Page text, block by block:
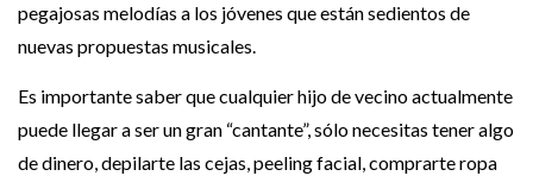
pegajosas melodías a los jóvenes que están sedientos de
nuevas propuestas musicales.
Es importante saber que cualquier hijo de vecino actualmente
puede llegar a ser un gran “cantante”, sólo necesitas tener algo
de dinero, depilarte las cejas, peeling facial, comprarte ropa